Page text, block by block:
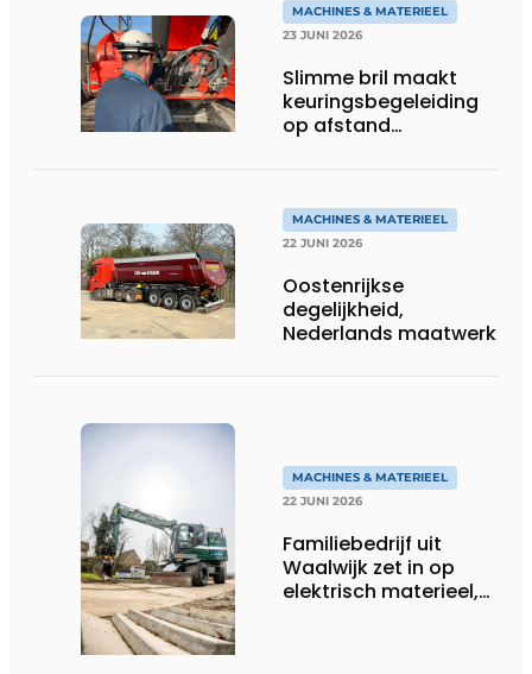
MACHINES & MATERIEEL
23 JUNI 2026
Slimme bril maakt
keuringsbegeleiding
op afstand
MACHINES & MATERIEEL
22 JUNI 2026
Oostenrijkse
degelijkheid,
Nederlands maatwerk
MACHINES & MATERIEEL
22 JUNI 2026
Familiebedrijf uit
Waalwijk zet in op
elektrisch materieel,